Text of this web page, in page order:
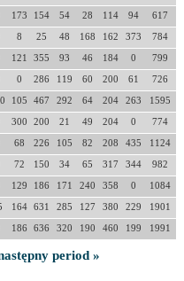
173 154 54 28 114 94 617
8 25 48 168 162 373 784
121 355 93 46 184 0 799
0 286 119 60 200 61 726
105 467 292 64 204 263 1595
300 200 21 49 204 0 774
68 226 105 82 208 435 1124
72 150 34 65 317 344 982
129 186 171 240 358 0 1084
164 631 285 127 380 229 1901
186 636 320 190 460 199 1991
period »